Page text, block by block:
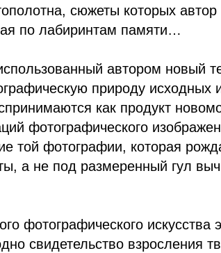
сюжеты которых автор
по лабиринтам памяти…
автором новый
природу исходных
как продукт
фотографического
той фотографии, которая
а не под размеренный гул
фотографического искусства
свидетельство взросления